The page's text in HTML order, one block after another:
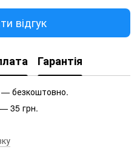
відгук
Гарантія
— безкоштовно.
35 грн.